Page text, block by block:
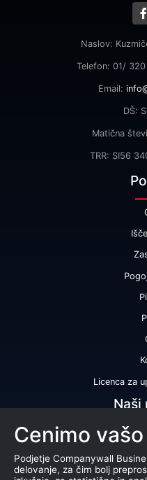
Naslov:
Telefon: 01/
Email:
DŠ:
Matična
TRR: SI56
Licenca za
Naši
Certifikat
Cenimo
Podjetje Companywall
delovanje, za čim bolj